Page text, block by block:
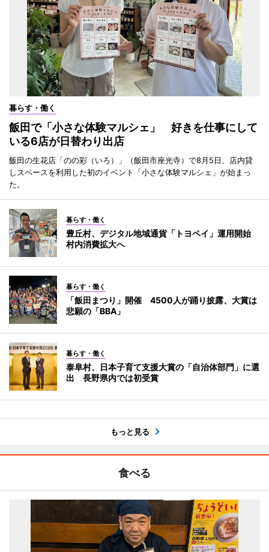
暮らす・働く
飯田で「小さな体験マルシェ」 好きを仕事にして
いる6店が日替わり出店
飯田の生花店「のの彩（いろ）」（飯田市座光寺）で8月5日、店内貸
しスペースを利用した初のイベント「小さな体験マルシェ」が始まっ
た。
暮らす・働く
豊丘村、デジタル地域通貨「トヨペイ」運用開始
村内消費拡大へ
暮らす・働く
「飯田まつり」開催 4500人が踊り披露、大賞は
悲願の「BBA」
暮らす・働く
泰阜村、日本子育て支援大賞の「自治体部門」に選
出 長野県内では初受賞
もっと見る
食べる